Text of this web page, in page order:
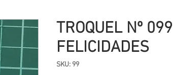
TROQUEL Nº 099
FELICIDADES
SKU: 99